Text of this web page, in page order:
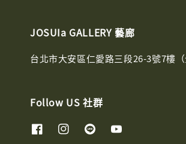
JOSUIa GALLERY 藝廊
台北市大安區仁愛路三段26-3號7樓（
Follow US 社群